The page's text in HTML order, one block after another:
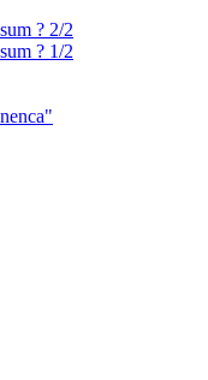
? 2/2
? 1/2